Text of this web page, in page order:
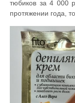
тюбиков за 4 000
протяжении года,